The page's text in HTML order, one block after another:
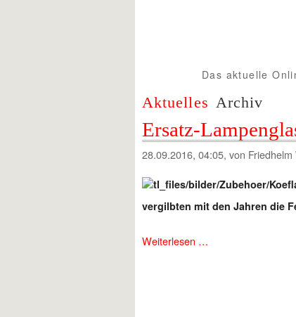
Aktuelles Archiv
Das aktuelle
Spur1info.com
Ersatz-
28.09.2016, 04:05, von
vergilbten mit den Jahren die
Weiterlesen …